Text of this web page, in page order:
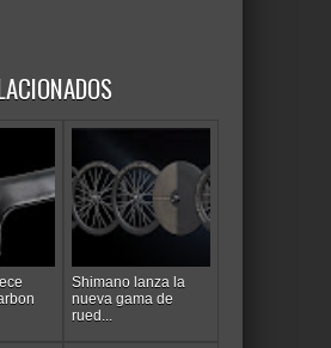
Shimano lanza la
nueva gama de
rued...